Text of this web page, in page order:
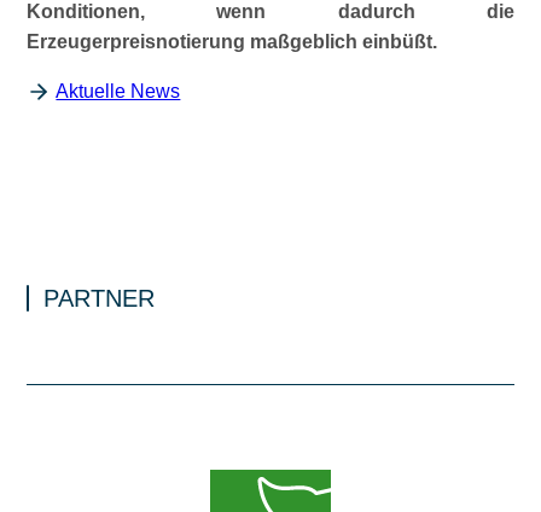
Konditionen, wenn dadurch die
Erzeugerpreisnotierung maßgeblich einbüßt.
Aktuelle News
PARTNER